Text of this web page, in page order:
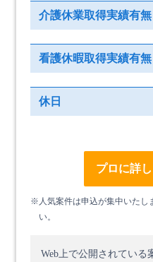
介護休業取得実績有無
看護休暇取得実績有無
休日
プロに詳
※人気案件は申込が集中いたし
い。
Web上で公開されている